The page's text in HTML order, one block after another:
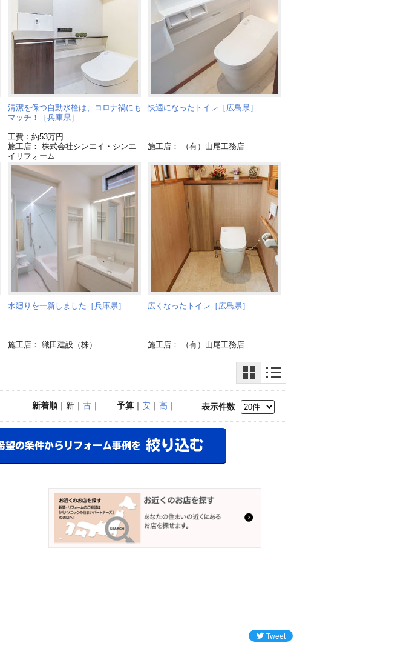
清潔を保つ自動水栓は、コロナ禍にも
マッチ！［兵庫県］
工費：約53万円
施工店： 株式会社シンエイ・シンエ
イリフォーム
快適になったトイレ［広島県］
施工店： （有）山尾工務店
水廻りを一新しました［兵庫県］
施工店： 織田建設（株）
広くなったトイレ［広島県］
施工店： （有）山尾工務店
表示件数
予算｜ 安｜ 高 ｜
新着順｜新｜ 古｜